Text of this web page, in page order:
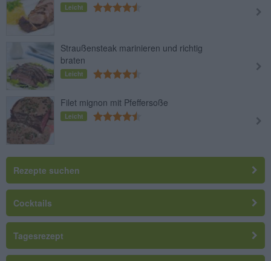
Leicht
Straußensteak marinieren und richtig
braten
Leicht
Filet mignon mit Pfeffersoße
Leicht
Rezepte suchen
Cocktails
Tagesrezept